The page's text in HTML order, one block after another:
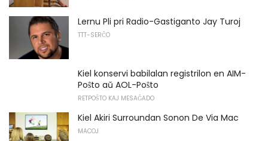
Lernu Pli pri Radio-Gastiganto Jay Turoj
TTT-SERĈO
Kiel konservi babilalan registrilon en AIM-
Poŝto aŭ AOL-Poŝto
RETPOŜTO KAJ MESAĜADO
Kiel Akiri Surroundan Sonon De Via Mac
MACOJ